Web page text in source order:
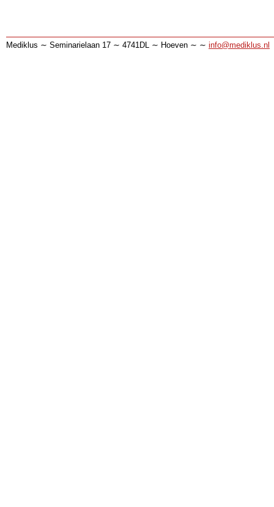
Mediklus ∼ Seminarielaan 17 ∼ 4741DL ∼ Hoeven ∼ ∼ info@mediklus.nl